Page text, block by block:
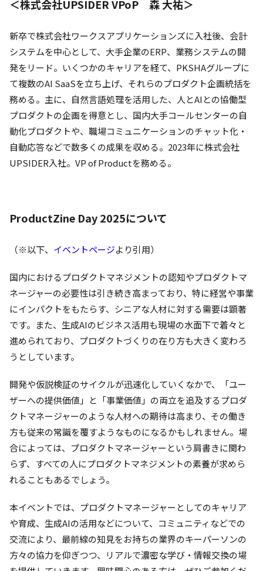
＜株式会社UPSIDER VPoP 森 大祐＞
新卒で株式会社ワークスアプリケーションズに入社後、会計
システムを中心として、大手企業のERP、業務システムの開
発をリード。いくつかのキャリアを経て、PKSHAグループに
て複数のAI SaaSを立ち上げ、それらのプロダクト企画統括を
務める。主に、自然言語処理を活用した、人とAIとの協働型
プロダクトの企画を得意とし、国内大手コールセンターの自
動化プロダクトや、職場コミュニケーションのチャット化・
自動応答などで数多くの成果を収める。2023年に株式会社
UPSIDER入社。VP of Productを務める。
ProductZine Day 2025について
（※以下、 イベントページより引用）
国内におけるプロダクトマネジメントの認知やプロダクトマ
ネージャーの必要性は引き続き高まっており、特に経営や事業
にインパクトをもたらす、シニアな人材に対する需要は顕著
です。また、生成AIのビジネス活用も現場の水面下で着々と
進められており、プロダクトづくりの在り方も大きく変わろ
うとしています。
開発や仮説検証のサイクルが迅速化していくなかで、「ユー
ザーへの提供価値」と「事業価値」の両立を追及するプロダ
クトマネージャーのような人材への期待は高まり、その働き
方も従来の常識を覆すようなものになるかもしれません。場
合によっては、プロダクトマネージャーという肩書きに関わ
らず、すべての人にプロダクトマネジメントの素養が求めら
れることもあるでしょう。
本イベントでは、プロダクトマネージャーとしてのキャリア
や育成、生成AIの活用などについて、コミュニティなどでの
交流により、最前線の知見をお持ちの業界のキーパーソンの
方々の協力を仰ぎつつ、リアルで濃密な学び・情報交換の場